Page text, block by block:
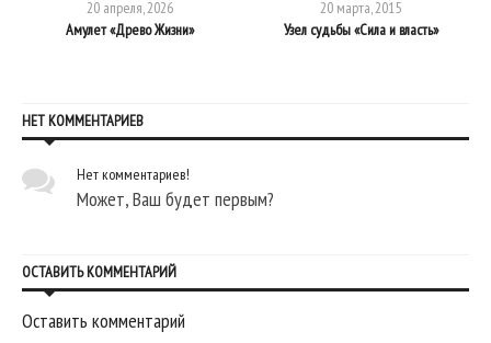
20 апреля, 2026
Амулет «Древо Жизни»
20 марта, 2015
Узел судьбы «Сила и власть»
НЕТ КОММЕНТАРИЕВ
Нет комментариев!
Может, Ваш будет первым?
ОСТАВИТЬ КОММЕНТАРИЙ
Оставить комментарий